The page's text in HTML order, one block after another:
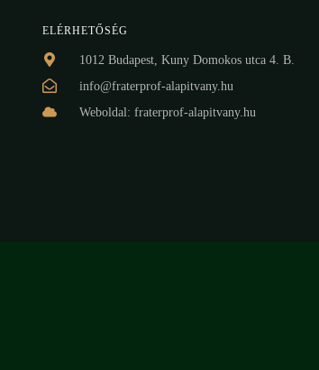
ELÉRHETŐSÉG
1012 Budapest, Kuny Domokos utca 4. B.
info@fraterprof-alapitvany.hu
Weboldal: fraterprof-alapitvany.hu